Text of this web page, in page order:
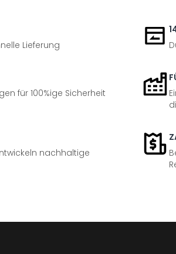
Lieferung
für 100%ige Sicherheit
nachhaltige